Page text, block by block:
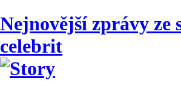
Nejnovější zprávy ze
celebrit